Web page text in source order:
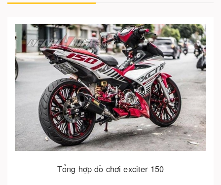
Tổng hợp đồ chơi exciter 150